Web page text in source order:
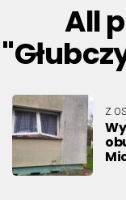
All
Z